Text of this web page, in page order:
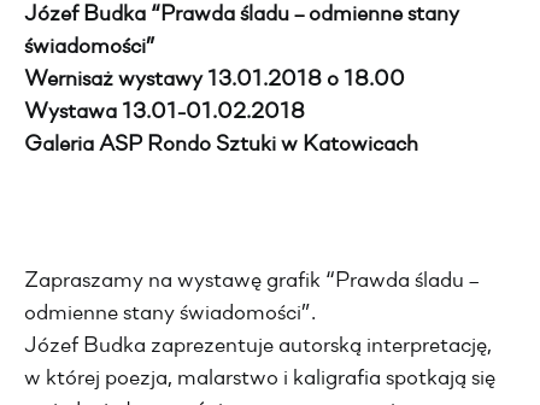
Józef Budka “Prawda śladu – odmienne stany
świadomości”
Wernisaż wystawy 13.01.2018 o 18.00
Wystawa 13.01-01.02.2018
Galeria ASP Rondo Sztuki w Katowicach
Zapraszamy na wystawę grafik “Prawda śladu –
odmienne stany świadomości”.
Józef Budka zaprezentuje autorską interpretację,
w której poezja, malarstwo i kaligrafia spotkają się